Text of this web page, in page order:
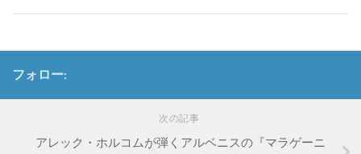
フォロー:
次の記事
アレック・ホルコムが弾くアルベニスの『マラゲーニ